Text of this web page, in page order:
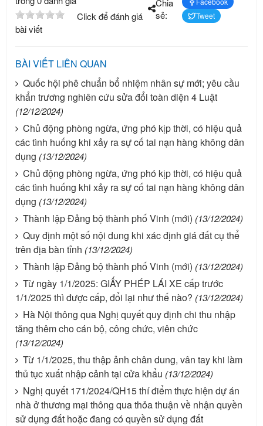
Click để đánh giá
bài viết
sẻ:
Tweet
BÀI VIẾT LIÊN QUAN
Quốc hội phê chuẩn bổ nhiệm nhân sự mới; yêu cầu
khẩn trương nghiên cứu sửa đổi toàn diện 4 Luật
(12/12/2024)
Chủ động phòng ngừa, ứng phó kịp thời, có hiệu quả
các tình huống khi xảy ra sự cố tai nạn hàng không dân
dụng (13/12/2024)
Chủ động phòng ngừa, ứng phó kịp thời, có hiệu quả
các tình huống khi xảy ra sự cố tai nạn hàng không dân
dụng (13/12/2024)
Thành lập Đảng bộ thành phố Vinh (mới) (13/12/2024)
Quy định một số nội dung khi xác định giá đất cụ thể
trên địa bàn tỉnh (13/12/2024)
Thành lập Đảng bộ thành phố Vinh (mới) (13/12/2024)
Từ ngày 1/1/2025: GIẤY PHÉP LÁI XE cấp trước
1/1/2025 thì được cấp, đổi lại như thế nào? (13/12/2024)
Hà Nội thông qua Nghị quyết quy định chi thu nhập
tăng thêm cho cán bộ, công chức, viên chức
(13/12/2024)
Từ 1/1/2025, thu thập ảnh chân dung, vân tay khi làm
thủ tục xuất nhập cảnh tại cửa khẩu (13/12/2024)
Nghị quyết 171/2024/QH15 thí điểm thực hiện dự án
nhà ở thương mại thông qua thỏa thuận về nhận quyền
sử dụng đất hoặc đang có quyền sử dụng đất